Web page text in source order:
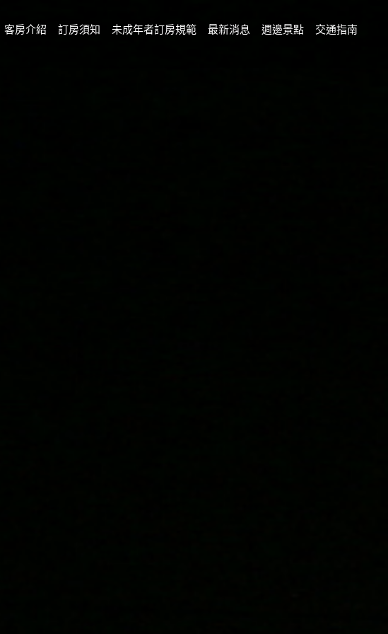
客房介紹 訂房須知 未成年者訂房規範 最新消息 週邊景點 交通指南